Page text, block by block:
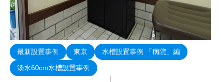
最新設置事例 東京 水槽設置事例 「病院」編
淡水60cm水槽設置事例